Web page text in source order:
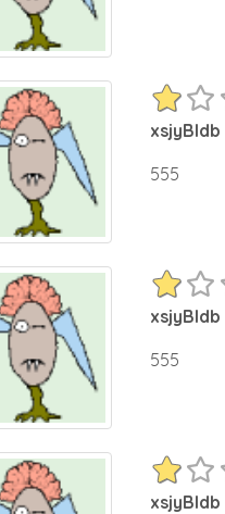
xsjyBldb
555
xsjyBldb
555
xsjyBldb